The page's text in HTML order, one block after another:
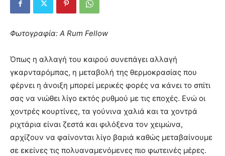
Φωτογραφία: A Rum Fellow
Όπως η αλλαγή του καιρού συνεπάγει αλλαγή
γκαρνταρόμπας, η μεταβολή της θερμοκρασίας που
φέρνει η άνοιξη μπορεί μερικές φορές να κάνει το σπίτι
σας να νιώθει λίγο εκτός ρυθμού με τις εποχές. Ενώ οι
χοντρές κουρτίνες, τα γούνινα χαλιά και τα χοντρά
ριχτάρια είναι ζεστά και φιλόξενα τον χειμώνα,
αρχίζουν να φαίνονται λίγο βαριά καθώς μεταβαίνουμε
σε εκείνες τις πολυαναμενόμενες πιο φωτεινές μέρες.